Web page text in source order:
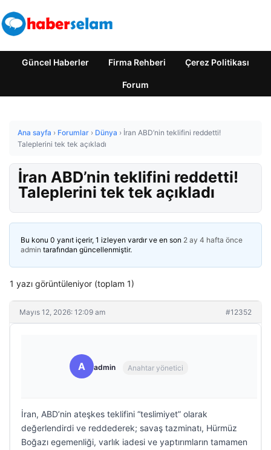
Güncel Haberler Firma Rehberi Çerez Politikası
Forum
Ana sayfa › Forumlar › Dünya › İran ABD’nin teklifini reddetti!
Taleplerini tek tek açıkladı
İran ABD’nin teklifini reddetti!
Taleplerini tek tek açıkladı
Bu konu 0 yanıt içerir, 1 izleyen vardır ve en son 2 ay 4 hafta önce
admin tarafından güncellenmiştir.
1 yazı görüntüleniyor (toplam 1)
Mayıs 12, 2026: 12:09 am #12352
A admin Anahtar yönetici
İran, ABD’nin ateşkes teklifini “teslimiyet” olarak
değerlendirdi ve reddederek; savaş tazminatı, Hürmüz
Boğazı egemenliği, varlık iadesi ve yaptırımların tamamen